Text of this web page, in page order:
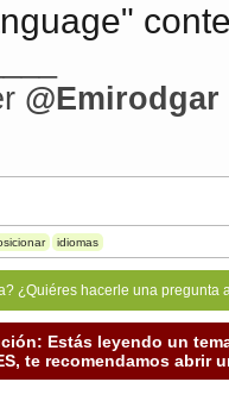
@Emirodgar
idiomas
¿Quiéres hacerle una
Estás leyendo un
te recomendamos abrir